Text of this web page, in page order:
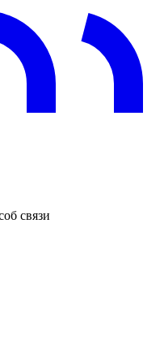
связи